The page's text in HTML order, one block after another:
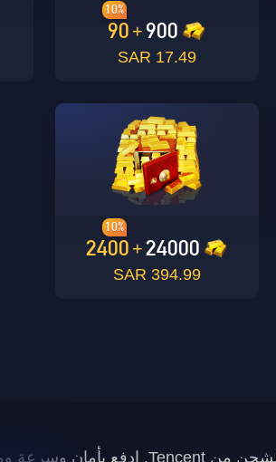
900
+
90
10%
17.49 SAR
24000
+
2400
10%
394.99 SAR